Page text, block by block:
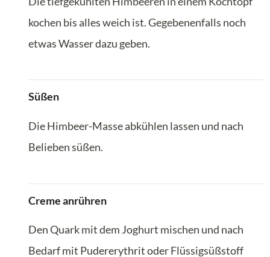
kochen bis alles weich ist. Gegebenenfalls noch
etwas Wasser dazu geben.
Süßen
Die Himbeer-Masse abkühlen lassen und nach
Belieben süßen.
Creme anrühren
Den Quark mit dem Joghurt mischen und nach
Bedarf mit Pudererythrit oder Flüssigsüßstoff